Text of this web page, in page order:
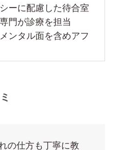
ーに配慮した待合室
門が診療を担当
ンタル面を含めアフ
の仕方も丁寧に教